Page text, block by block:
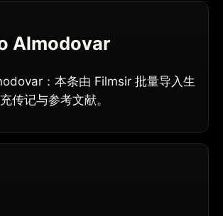
Almodovar
：本条由 Filmsir 批量导入生
传记与参考文献。